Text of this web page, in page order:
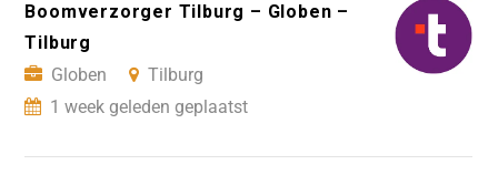
Boomverzorger Tilburg – Globen –
Tilburg
Globen
Tilburg
1 week geleden geplaatst